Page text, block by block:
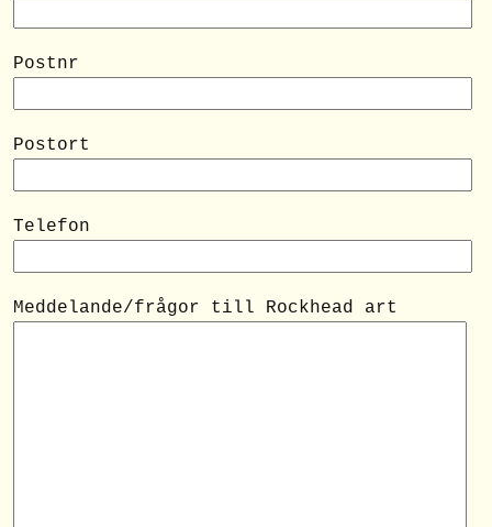
Postnr
Postort
Telefon
Meddelande/frågor till Rockhead art